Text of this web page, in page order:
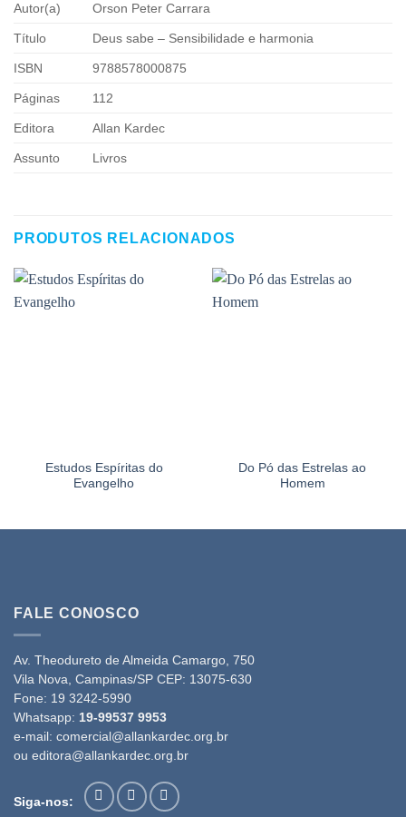
Autor(a) Orson Peter Carrara
Título Deus sabe – Sensibilidade e harmonia
ISBN 9788578000875
Páginas 112
Editora Allan Kardec
Assunto Livros
PRODUTOS RELACIONADOS
Estudos Espíritas do
Evangelho
Do Pó das Estrelas ao
Homem
FALE CONOSCO
Av. Theodureto de Almeida Camargo, 750
Vila Nova, Campinas/SP CEP: 13075-630
Fone: 19 3242-5990
Whatsapp: 19-99537 9953
e-mail: comercial@allankardec.org.br
ou editora@allankardec.org.br
Siga-nos: